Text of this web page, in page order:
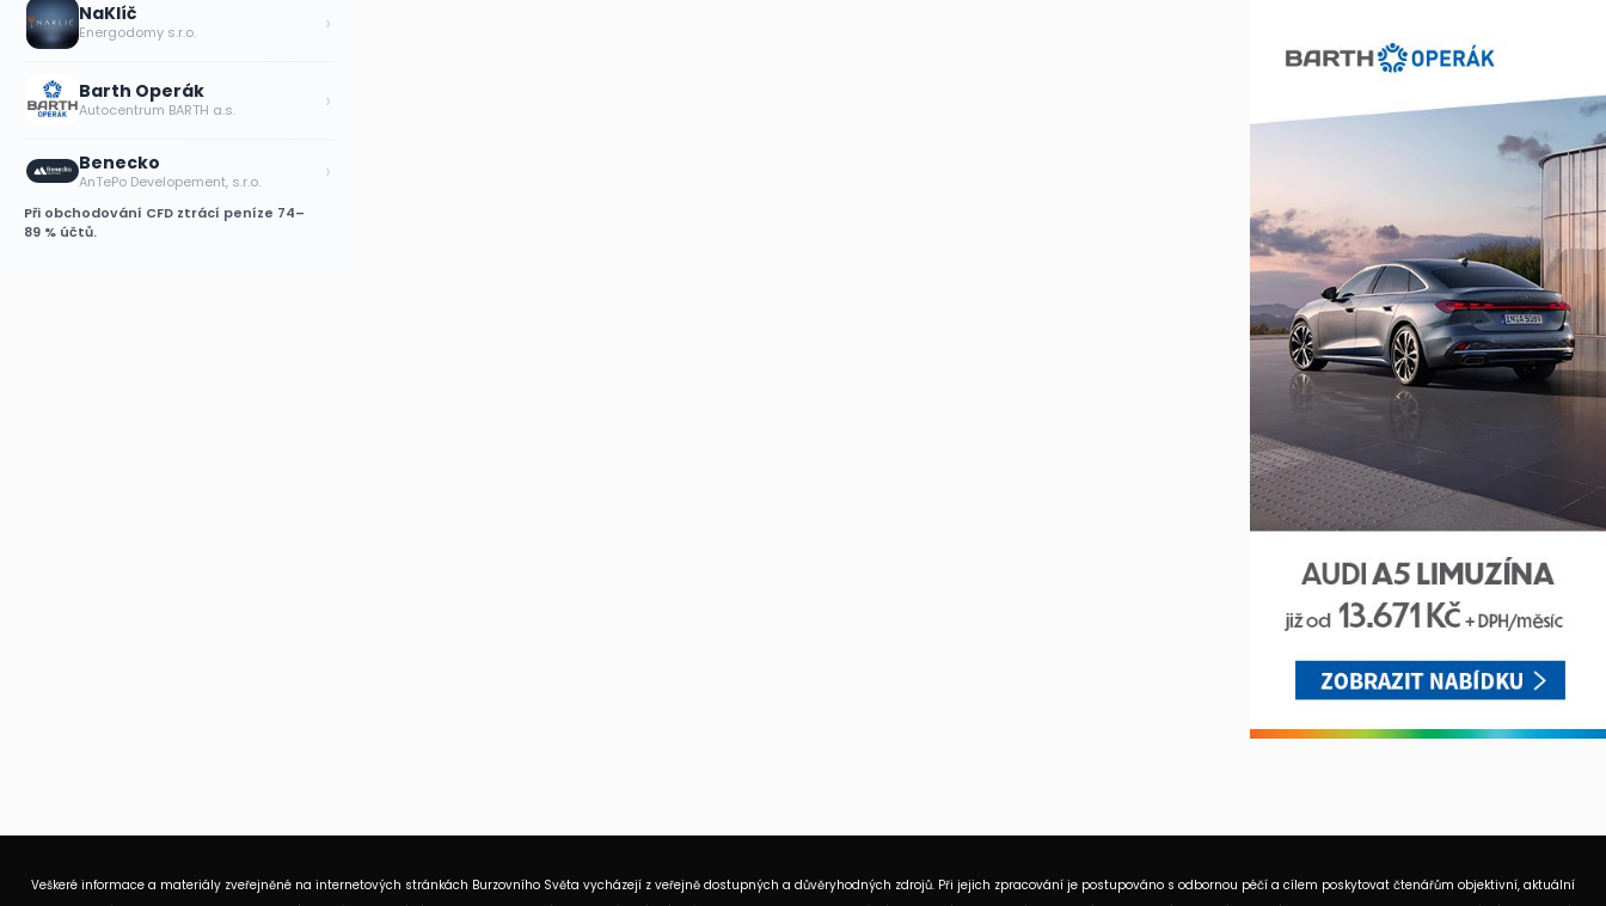
NaKlíč
Energodomy s.r.o. ›
Barth Operák
Autocentrum BARTH a.s. ›
Benecko
AnTePo Developement, s.r.o. ›
Při obchodování CFD ztrácí peníze 74–
89 % účtů.
Veškeré informace a materiály zveřejněné na internetových stránkách Burzovního Světa vycházejí z veřejně dostupných a důvěryhodných zdrojů. Při jejich zpracování je postupováno s odbornou péčí a cílem poskytovat čtenářům objektivní, aktuální